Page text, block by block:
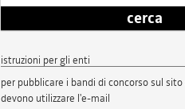
cerca
istruzioni per gli enti
per pubblicare i bandi di concorso sul
devono utilizzare l'e-mail